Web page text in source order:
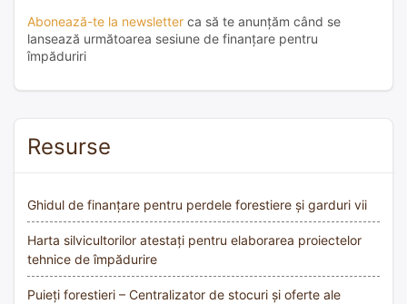
Abonează-te la newsletter ca să te anunțăm când se
lansează următoarea sesiune de finanțare pentru
împăduriri
Resurse
Ghidul de finanțare pentru perdele forestiere și garduri vii
Harta silvicultorilor atestați pentru elaborarea proiectelor
tehnice de împădurire
Puieți forestieri – Centralizator de stocuri și oferte ale